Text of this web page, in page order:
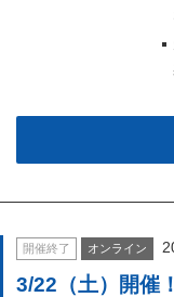
開催終了 オンライン
3/22（土）開催